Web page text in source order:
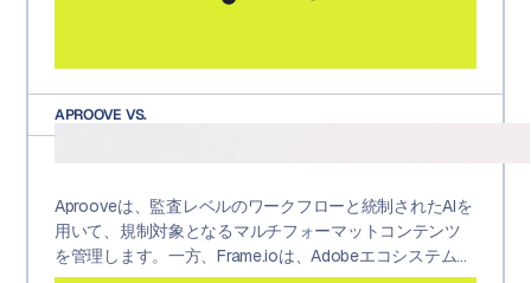
APROOVE VS.
Aprooveは、監査レベルのワークフローと統制されたAIを
用いて、規制対象となるマルチフォーマットコンテンツ
を管理します。一方、Frame.ioは、Adobeエコシステム内